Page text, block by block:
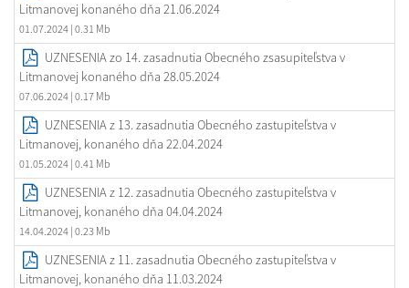
Litmanovej konaného dňa 21.06.2024
01.07.2024 | 0.31 Mb
UZNESENIA zo 14. zasadnutia Obecného zsasupiteľstva v
Litmanovej konaného dňa 28.05.2024
07.06.2024 | 0.17 Mb
UZNESENIA z 13. zasadnutia Obecného zastupiteľstva v
Litmanovej, konaného dňa 22.04.2024
01.05.2024 | 0.41 Mb
UZNESENIA z 12. zasadnutia Obecného zastupiteľstva v
Litmanovej, konaného dňa 04.04.2024
14.04.2024 | 0.23 Mb
UZNESENIA z 11. zasadnutia Obecného zastupiteľstva v
Litmanovej, konaného dňa 11.03.2024